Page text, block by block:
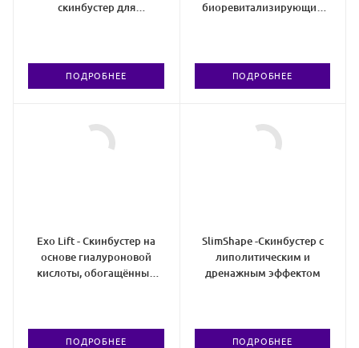
скинбустер для
ПОДРОБНЕЕ
биоревитализирующий
ПОДРОБНЕЕ
Exo Lift - Скинбустер на
основе гиалуроновой
кислоты, обогащённый
ПОДРОБНЕЕ
SlimShape -Скинбустер с
липолитическим и
дренажным эффектом
ПОДРОБНЕЕ